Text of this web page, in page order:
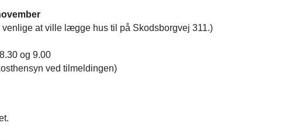
at ville lægge hus til på Skodsborgvej 311.)
og 9.00
ved tilmeldingen)